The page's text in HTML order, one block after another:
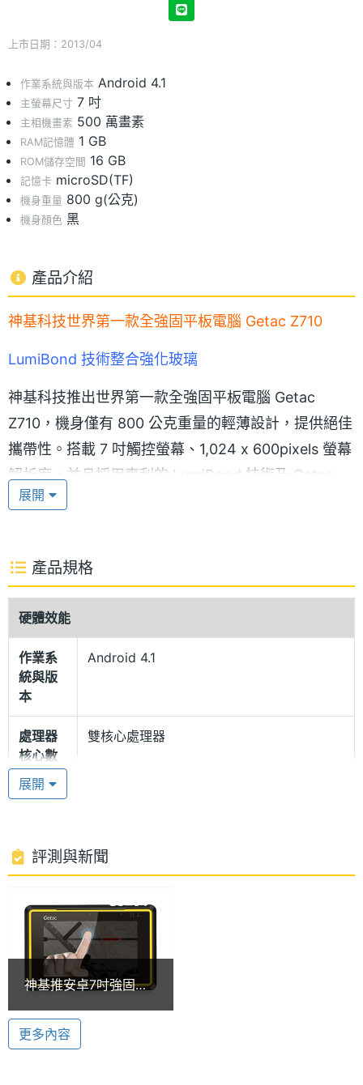
上市日期：2013/04
作業系統與版本 Android 4.1
主螢幕尺寸 7 吋
主相機畫素 500 萬畫素
RAM記憶體 1 GB
ROM儲存空間 16 GB
記憶卡 microSD(TF)
機身重量 800 g(公克)
機身顏色 黑
產品介紹
神基科技世界第一款全強固平板電腦 Getac Z710
LumiBond 技術整合強化玻璃
神基科技推出世界第一款全強固平板電腦 Getac
Z710，機身僅有 800 公克重量的輕薄設計，提供絕佳
攜帶性。搭載 7 吋觸控螢幕、1,024 x 600pixels 螢幕
解析度，並且採用專利的 LumiBond 技術及 Getac
QuadraClear 日光可讀技術，在螢幕耐久性和靈敏度
面板，即使配戴手套也可提供無可比擬的觸控靈敏
防震設計，即使從 1.82m 落摔也不怕。
具備絕佳的行動力
Getac Z710 採用 Android 4.1 作業系統，內建 TI
OMAP 4430, 1GHz 雙核心處理器和 1GB RAM /
16GB ROM 記憶體組合，具備絕佳的行動力。可輕鬆
簡便。Getac Z710的螢幕以觸控筆、手指甚至配戴手
套下進行操控，因此可快速輸入資料／簽名或鍵入命
能，搭載條碼讀取器、相機以及關鍵資料連結器，非
市面上任何裝置可以比擬。
定位和地圖更加快速並直覺化
展開
產品規格
硬體效能
作業系
統與版
本
Android 4.1
處理器
核心數
雙核心處理器
RAM記
ROM儲
存空間
16 GB
記憶卡 microSD(TF)
電池容
7600 mAh(毫安培)
處理器 TI OMAP 4430, 1GHz
顯示螢幕
展開
評測與新聞
神基推安卓7吋強固平
軍規配備
更多內容